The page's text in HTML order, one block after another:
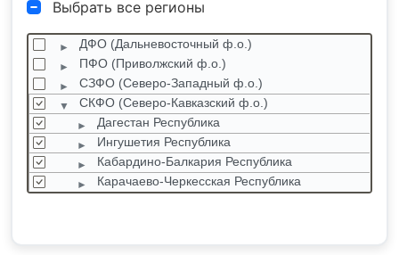
Выбрать все регионы
ДФО (Дальневосточный ф.о.)
ПФО (Приволжский ф.о.)
СЗФО (Северо-Западный ф.о.)
СКФО (Северо-Кавказский ф.о.)
Дагестан Республика
Ингушетия Республика
Кабардино-Балкария Республика
Карачаево-Черкесская Республика